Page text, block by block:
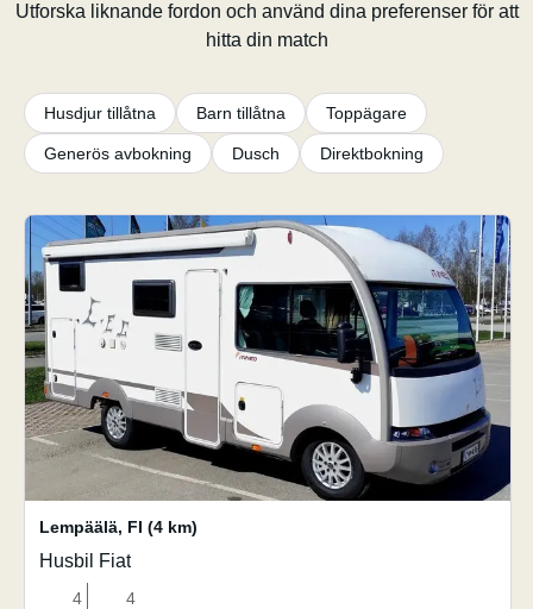
Utforska liknande fordon och använd dina preferenser för att
hitta din match
Husdjur tillåtna Barn tillåtna Toppägare
Generös avbokning Dusch Direktbokning
Lempäälä, FI (4 km)
Husbil Fiat
4 4